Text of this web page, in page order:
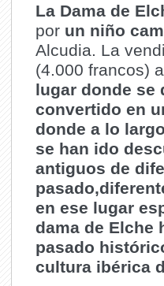
La Dama de
por un niño
Alcudia. La
(4.000 francos)
lugar donde se
convertido en
donde a lo
se han ido
antiguos de
en ese lugar
dama de Elche
pasado
cultura ibérica